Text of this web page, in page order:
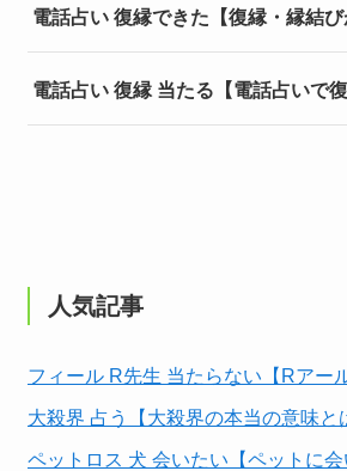
電話占い 復縁できた【復縁・縁結
電話占い 復縁 当たる【電話占いで
人気記事
フィール R先生 当たらない【Rアー
大殺界 占う【大殺界の本当の意味と
ペットロス 犬 会いたい【ペットに